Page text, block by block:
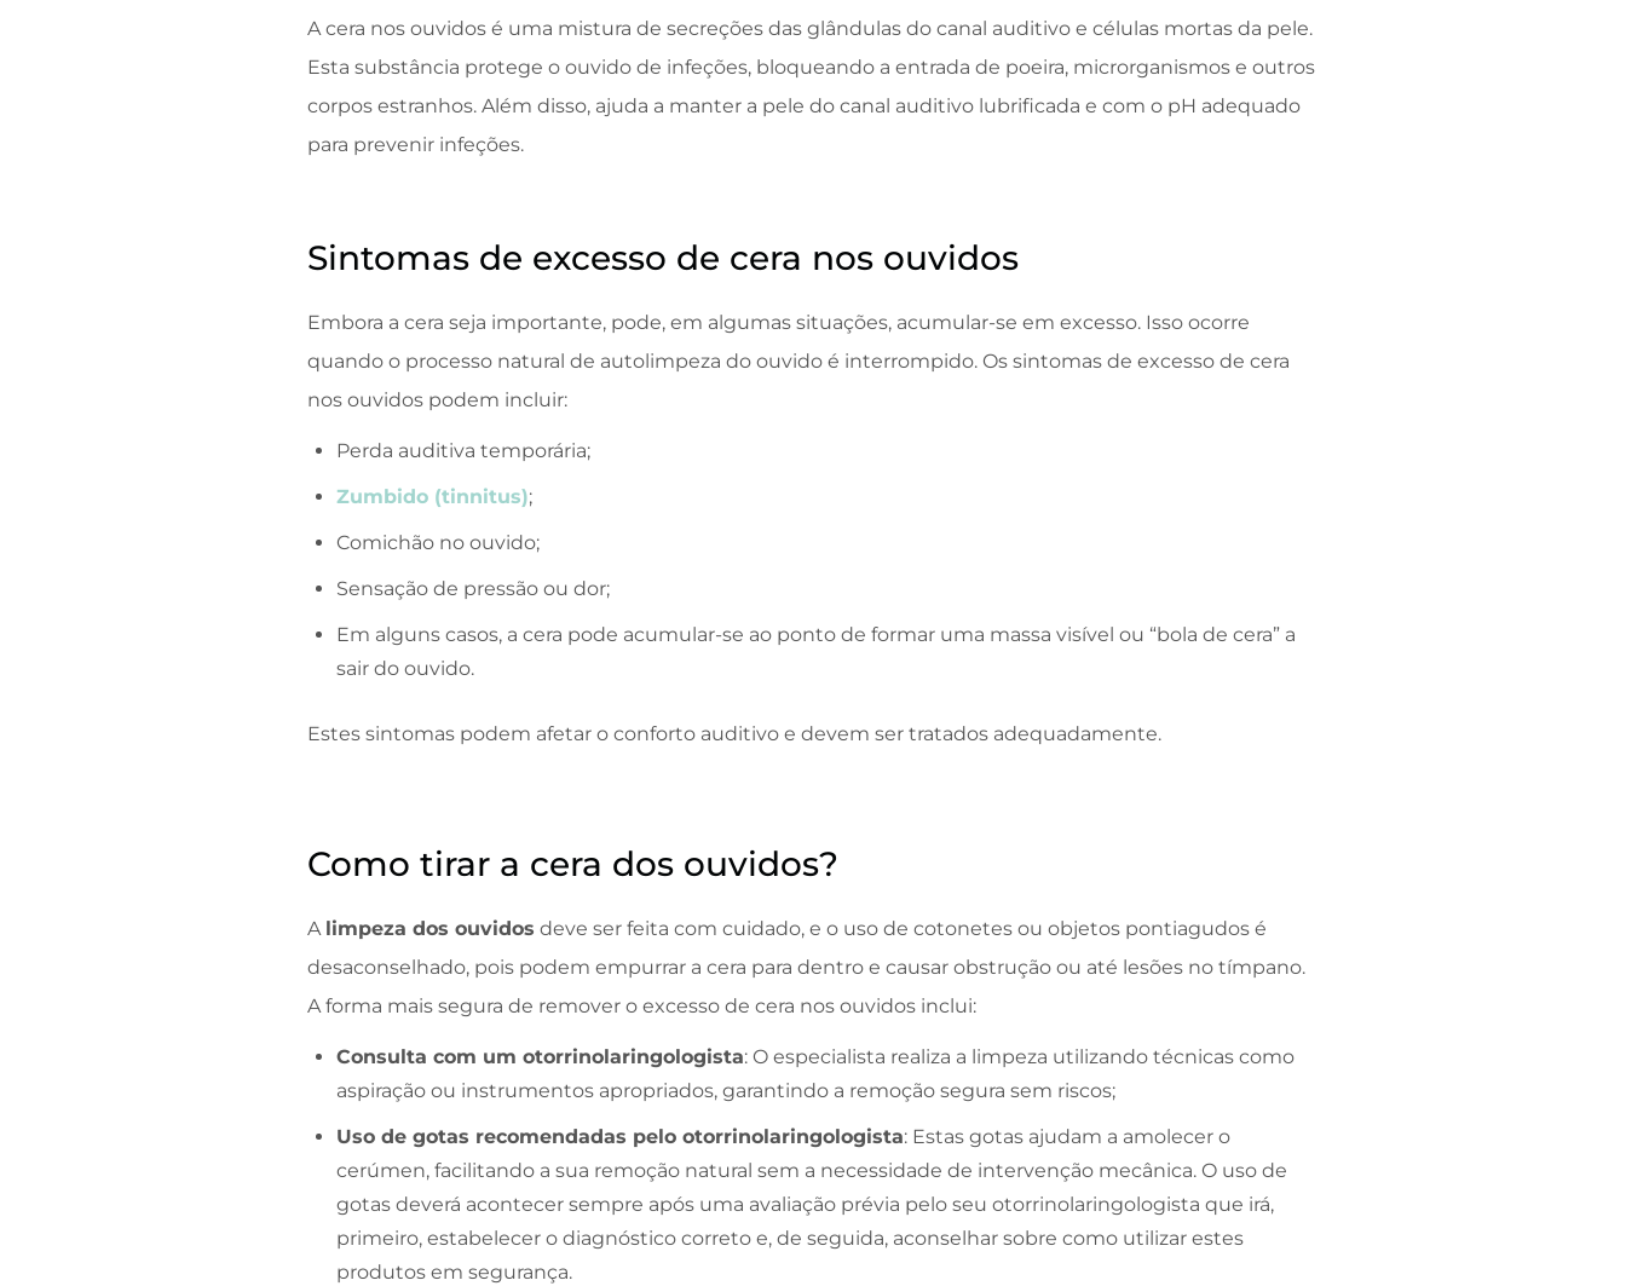
A cera nos ouvidos é uma mistura de secreções das glândulas do canal auditivo e células mortas da pele.
Esta substância protege o ouvido de infeções, bloqueando a entrada de poeira, microrganismos e outros
corpos estranhos. Além disso, ajuda a manter a pele do canal auditivo lubrificada e com o pH adequado
para prevenir infeções.
Sintomas de excesso de cera nos ouvidos
Embora a cera seja importante, pode, em algumas situações, acumular-se em excesso. Isso ocorre
quando o processo natural de autolimpeza do ouvido é interrompido. Os sintomas de excesso de cera
nos ouvidos podem incluir:
Perda auditiva temporária;
Zumbido (tinnitus);
Comichão no ouvido;
Sensação de pressão ou dor;
Em alguns casos, a cera pode acumular-se ao ponto de formar uma massa visível ou “bola de cera” a
sair do ouvido.
Estes sintomas podem afetar o conforto auditivo e devem ser tratados adequadamente.
Como tirar a cera dos ouvidos?
A limpeza dos ouvidos deve ser feita com cuidado, e o uso de cotonetes ou objetos pontiagudos é
desaconselhado, pois podem empurrar a cera para dentro e causar obstrução ou até lesões no tímpano.
A forma mais segura de remover o excesso de cera nos ouvidos inclui:
Consulta com um otorrinolaringologista: O especialista realiza a limpeza utilizando técnicas como
aspiração ou instrumentos apropriados, garantindo a remoção segura sem riscos;
Uso de gotas recomendadas pelo otorrinolaringologista: Estas gotas ajudam a amolecer o
cerúmen, facilitando a sua remoção natural sem a necessidade de intervenção mecânica. O uso de
gotas deverá acontecer sempre após uma avaliação prévia pelo seu otorrinolaringologista que irá,
primeiro, estabelecer o diagnóstico correto e, de seguida, aconselhar sobre como utilizar estes
produtos em segurança.